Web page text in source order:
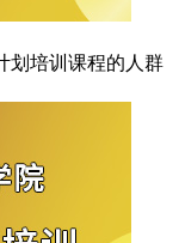
划培训课程的人群